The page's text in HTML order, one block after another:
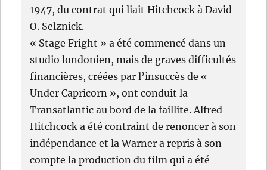
1947, du contrat qui liait Hitchcock à David
O. Selznick.
« Stage Fright » a été commencé dans un
studio londonien, mais de graves difficultés
financières, créées par l’insuccès de «
Under Capricorn », ont conduit la
Transatlantic au bord de la faillite. Alfred
Hitchcock a été contraint de renoncer à son
indépendance et la Warner a repris à son
compte la production du film qui a été